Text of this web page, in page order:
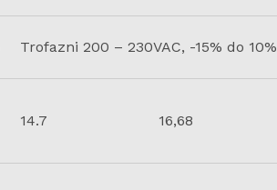
Trofazni 200 – 230VAC, -15% do 10%
14.7 16,68